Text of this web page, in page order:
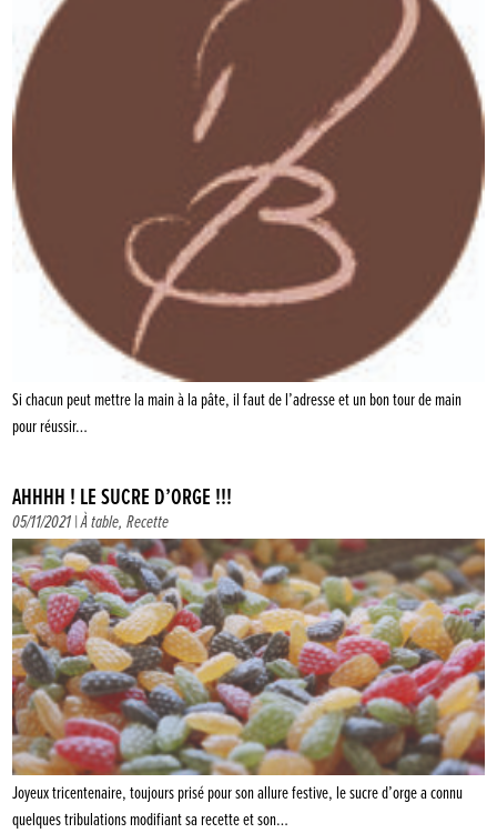
Si chacun peut mettre la main à la pâte, il faut de l’adresse et un bon tour de main
pour réussir…
AHHHH ! LE SUCRE D’ORGE !!!
05/11/2021 |À table,Recette
Joyeux tricentenaire, toujours prisé pour son allure festive, le sucre d’orge a connu
quelques tribulations modifiant sa recette et son…